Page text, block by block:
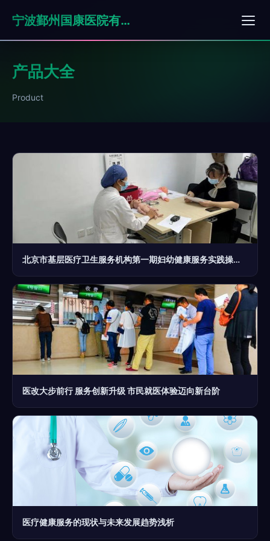
宁波鄞州国康医院有限公司
产品大全
Product
北京市基层医疗卫生服务机构第一期妇幼健康服务实践操作规范化培训顺利举办
医改大步前行 服务创新升级 市民就医体验迈向新台阶
医疗健康服务的现状与未来发展趋势浅析